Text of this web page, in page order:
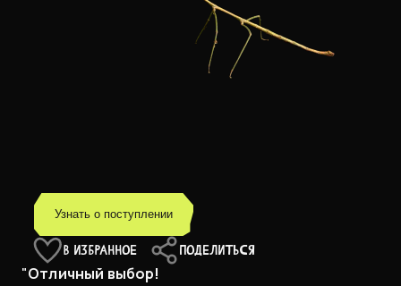
Узнать о поступлении
В ИЗБРАННОЕ ПОДЕЛИТЬСЯ
"Отличный выбор!